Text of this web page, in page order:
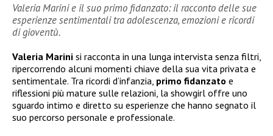
Valeria Marini e il suo primo fidanzato: il racconto delle sue
esperienze sentimentali tra adolescenza, emozioni e ricordi
di gioventù.
Valeria Marini si racconta in una lunga intervista senza filtri,
ripercorrendo alcuni momenti chiave della sua vita privata e
sentimentale. Tra ricordi d’infanzia, primo fidanzato e
riflessioni più mature sulle relazioni, la showgirl offre uno
sguardo intimo e diretto su esperienze che hanno segnato il
suo percorso personale e professionale.